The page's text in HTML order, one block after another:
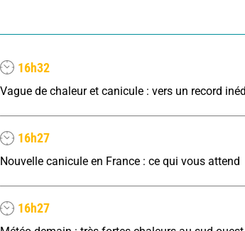
16h32
16h27
Nouvelle canicule en France : ce qui vous attend
16h27